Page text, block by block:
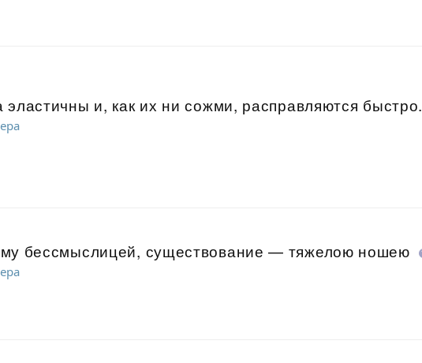
и, как их ни сожми, расправляются быстро.
бессмыслицей, существование — тяжелою ношею